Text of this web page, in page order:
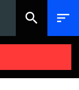
search sort